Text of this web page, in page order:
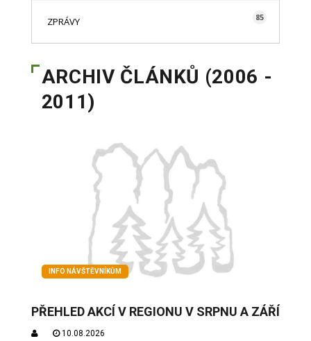
ZPRÁVY 85
ARCHIV ČLÁNKŮ (2006 -
2011)
INFO NÁVŠTĚVNÍKŮM
PŘEHLED AKCÍ V REGIONU V SRPNU A ZÁŘÍ
10.08.2026